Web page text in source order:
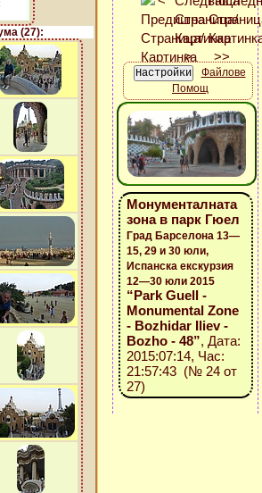
(27):
Файлове
Помощ
Монументалната
зона в парк Гюел
Град Барселона 13—
15, 29 и 30 юли,
Испанска екскурзия
12—30 юли 2015
“Park Guell -
Monumental Zone
- Bozhidar Iliev -
Bozho - 48”, Дата:
2015:07:14, Час:
21:57:43 (№ 24 от
27)